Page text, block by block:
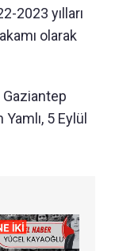
2023 yılları
olarak
Gaziantep
5 Eylül